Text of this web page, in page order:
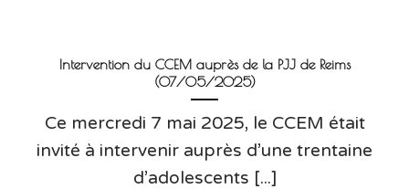
Intervention du CCEM auprès de la PJJ de Reims
(07/05/2025)
Ce mercredi 7 mai 2025, le CCEM était
invité à intervenir auprès d’une trentaine
d’adolescents [...]